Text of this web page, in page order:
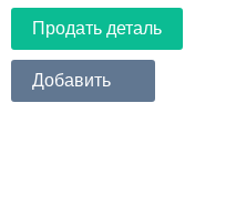
Продать деталь
Добавить